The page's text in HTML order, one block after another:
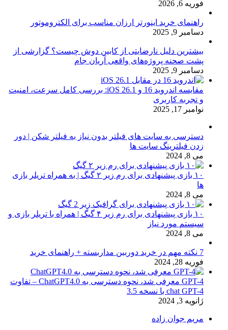
فوریه 6, 2026
راهنمای خرید اینورتر ارزان مناسب برای الکتروموتور
دسامبر 9, 2025
بیشترین دلیل نارضایتی از کابین دوش چیست؟ گزارشی از
پشت صحنه پروژه‌های واقعی آریان جام
دسامبر 9, 2025
مقایسه اندروید 16 و iOS 26.1: بررسی کامل سرعت، امنیت
و تجربه کاربری
نوامبر 17, 2025
دسترسی به سایت های فیلتر بدون نیاز به فیلتر شکن | دور
زدن فیلترینگ سایت ها
می 8, 2024
۱۰ بازی پیشنهادی برای رم زیر ۲ گیگ | به همراه تریلر بازی
ها
می 8, 2024
۱۰ بازی پیشنهادی برای رم زیر ۴ گیگ | همراه با تریلر بازی و
سیستم مورد نیاز
می 8, 2024
7 نکته مهم در خرید دوربین مداربسته + راهنمای خرید
فوریه 28, 2024
GPT-4 معرفی شد، نحوه دسترسی به ChatGPT4.0 – تفاوت
chat GPT-4 با نسخه 3.5
ژانویه 3, 2024
مریم جوان زاده